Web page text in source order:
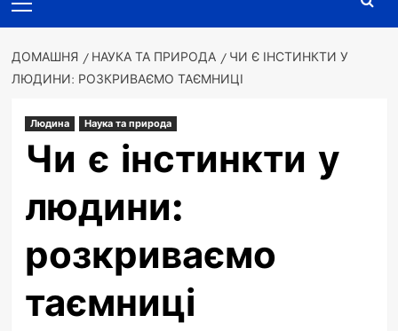
меню
ДОМАШНЯ НАУКА ТА ПРИРОДА
ЧИ Є ІНСТИНКТИ У
ЛЮДИНИ: РОЗКРИВАЄМО ТАЄМНИЦІ
Людина Наука та природа
Чи є інстинкти у
людини:
розкриваємо
таємниці